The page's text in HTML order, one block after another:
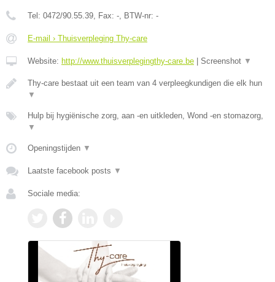
Tel: 0472/90.55.39 , Fax: - , BTW-nr: -
E-mail › Thuisverpleging Thy-care
Website: http://www.thuisverplegingthy-care.be | Screenshot ▼
Thy-care bestaat uit een team van 4 verpleegkundigen die elk hun
▼
Hulp bij hygiënische zorg, aan -en uitkleden, Wond -en stomazorg,
▼
Openingstijden ▼
Laatste facebook posts ▼
Sociale media: